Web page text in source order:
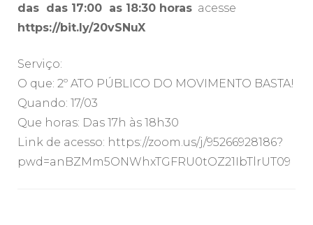
das das 17:00 as 18:30 horas acesse
https://bit.ly/20vSNuX
Serviço:
O que: 2º ATO PÚBLICO DO MOVIMENTO BASTA!
Quando: 17/03
Que horas: Das 17h às 18h30
Link de acesso: https://zoom.us/j/95266928186?
pwd=anBZMm5ONWhxTGFRU0tOZ21IbTlrUT09